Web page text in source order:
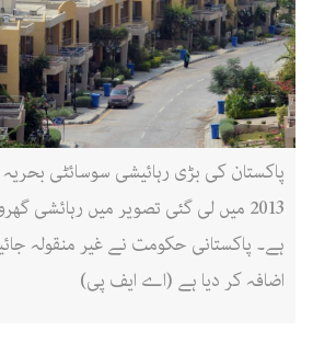
2013 میں لی گئی تصویر میں رہائشی
ہے۔ پاکستانی حکومت نے غیر منقولہ
اضافہ کر دیا ہے (اے ایف پی)